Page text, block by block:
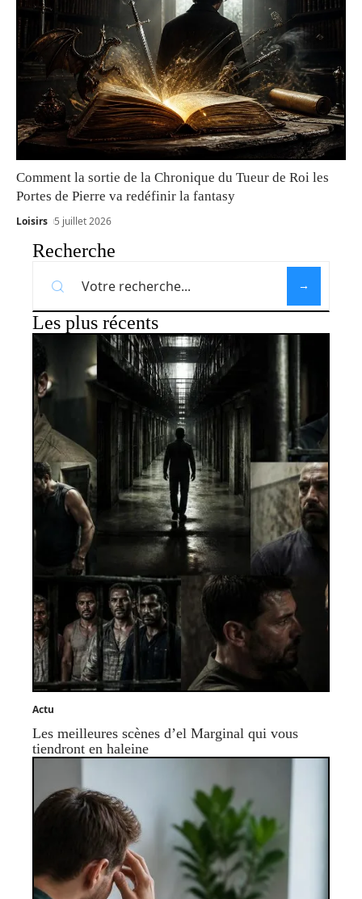
Comment la sortie de la Chronique du Tueur de Roi les
Portes de Pierre va redéfinir la fantasy
Loisirs 5 juillet 2026
Recherche
Les plus récents
Actu
Les meilleures scènes d’el Marginal qui vous
tiendront en haleine